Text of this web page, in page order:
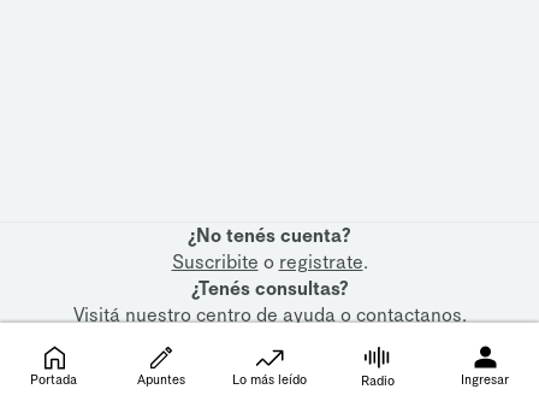
¿No tenés cuenta?
Suscribite o registrate.
¿Tenés consultas?
Visitá nuestrocentro de ayudaocontactanos.
Portada Apuntes Lo más leído Radio Ingresar